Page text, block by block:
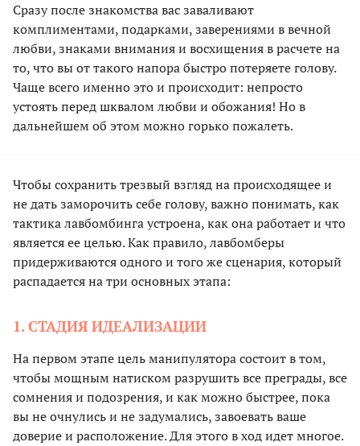
Сразу после знакомства вас заваливают
комплиментами, подарками, заверениями в вечной
любви, знаками внимания и восхищения в расчете на
то, что вы от такого напора быстро потеряете голову.
Чаще всего именно это и происходит: непросто
устоять перед шквалом любви и обожания! Но в
дальнейшем об этом можно горько пожалеть.
Чтобы сохранить трезвый взгляд на происходящее и
не дать заморочить себе голову, важно понимать, как
тактика лавбомбинга устроена, как она работает и что
является ее целью. Как правило, лавбомберы
придерживаются одного и того же сценария, который
распадается на три основных этапа:
1. СТАДИЯ ИДЕАЛИЗАЦИИ
На первом этапе цель манипулятора состоит в том,
чтобы мощным натиском разрушить все преграды, все
сомнения и подозрения, и как можно быстрее, пока
вы не очнулись и не задумались, завоевать ваше
доверие и расположение. Для этого в ход идет многое.